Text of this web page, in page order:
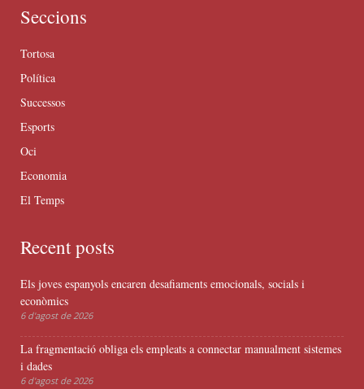
Seccions
Tortosa
Política
Successos
Esports
Oci
Economia
El Temps
Recent posts
Els joves espanyols encaren desafiaments emocionals, socials i
econòmics
6 d'agost de 2026
La fragmentació obliga els empleats a connectar manualment sistemes
i dades
6 d'agost de 2026